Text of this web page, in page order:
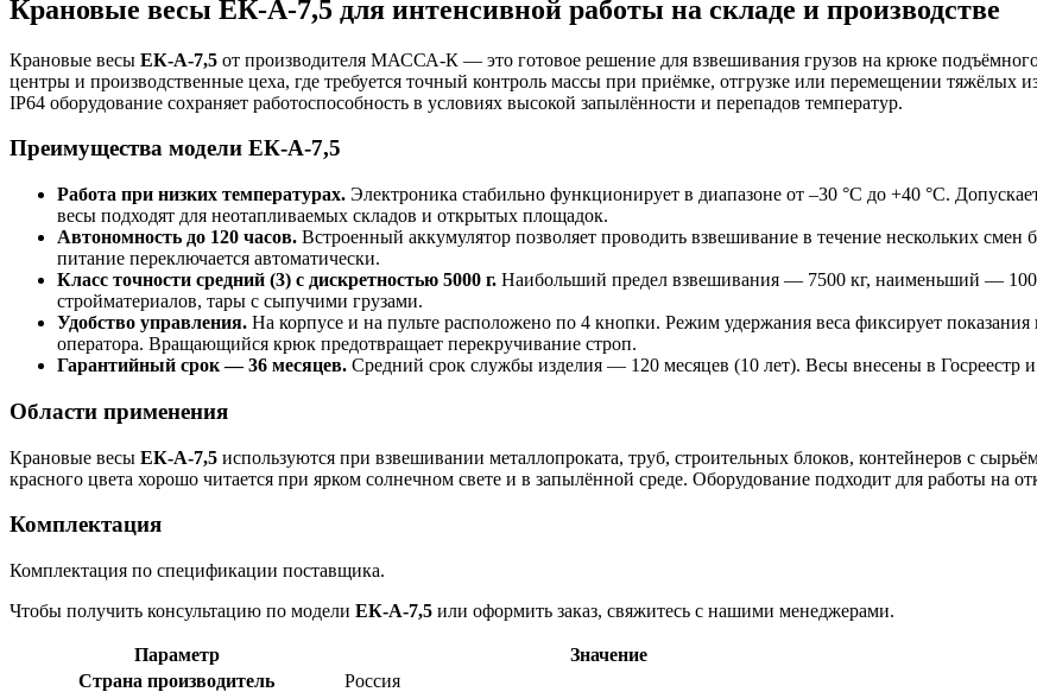
Крановые весы ЕК-A-7,5 для интенсивной работы на складе и производстве
Крановые весы ЕК-A-7,5 от производителя МАССА-К — это готовое решение для взвешивания грузов на крюке
центры и производственные цеха, где требуется точный контроль массы при приёмке, отгрузке или перемещении тяжёлых
IP64 оборудование сохраняет работоспособность в условиях высокой запылённости и перепадов температур.
Преимущества модели ЕК-A-7,5
Работа при низких температурах. Электроника стабильно функционирует в диапазоне от –30 °C до +40 °C.
весы подходят для неотапливаемых складов и открытых площадок.
Автономность до 120 часов. Встроенный аккумулятор позволяет проводить взвешивание в течение нескольких
питание переключается автоматически.
Класс точности средний (3) с дискретностью 5000 г. Наибольший предел взвешивания — 7500 кг, наименьший — 100
стройматериалов, тары с сыпучими грузами.
Удобство управления. На корпусе и на пульте расположено по 4 кнопки. Режим удержания веса фиксирует показания
оператора. Вращающийся крюк предотвращает перекручивание строп.
Гарантийный срок — 36 месяцев. Средний срок службы изделия — 120 месяцев (10 лет). Весы внесены в Госреестр
Области применения
Крановые весы ЕК-A-7,5 используются при взвешивании металлопроката, труб, строительных блоков, контейнеров с
красного цвета хорошо читается при ярком солнечном свете и в запылённой среде. Оборудование подходит для работы на
Комплектация
Комплектация по спецификации поставщика.
Чтобы получить консультацию по модели ЕК-A-7,5 или оформить заказ, свяжитесь с нашими менеджерами.
Параметр
Значение
Страна производитель
Россия